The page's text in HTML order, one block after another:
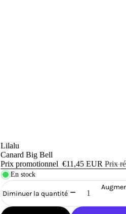
Lilalu
Canard Big Bell
Prix promotionnel €11,45 EUR Prix
En stock
Diminuer la quantité